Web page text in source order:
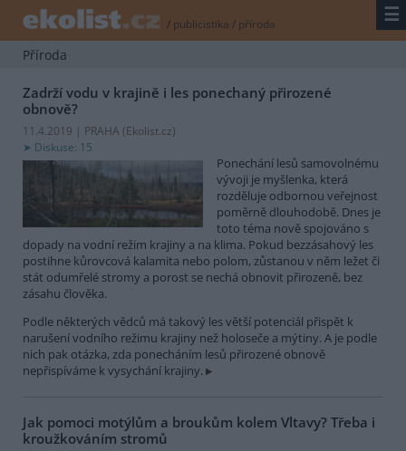
/ publicistika / příroda ☰
Příroda
Zadrží vodu v krajině i les ponechaný přirozené
obnově?
11.4.2019 | PRAHA (Ekolist.cz)
Diskuse: 15
Ponechání lesů samovolnému
vývoji je myšlenka, která
rozděluje odbornou veřejnost
poměrně dlouhodobě. Dnes je
toto téma nově spojováno s
dopady na vodní režim krajiny a na klima. Pokud bezzásahový les
postihne kůrovcová kalamita nebo polom, zůstanou v něm ležet či
stát odumřelé stromy a porost se nechá obnovit přirozeně, bez
zásahu člověka.
Podle některých vědců má takový les větší potenciál přispět k
narušení vodního režimu krajiny než holoseče a mýtiny. A je podle
nich pak otázka, zda ponecháním lesů přirozené obnově
nepřispíváme k vysychání krajiny.
Jak pomoci motýlům a broukům kolem Vltavy? Třeba i
kroužkováním stromů